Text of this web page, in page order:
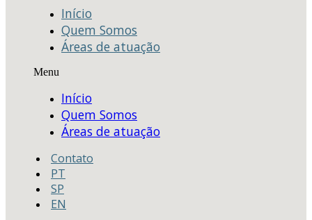
Início
Quem Somos
Áreas de atuação
Menu
Início
Quem Somos
Áreas de atuação
Contato
PT
SP
EN